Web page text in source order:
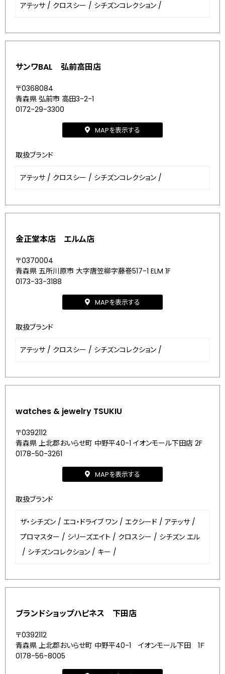
アテッサ / クロスシー / シチズンコレクション /
サンワBAL 弘前高田店
〒0368084
青森県 弘前市 高田3-2-1
0172-29-3300
MAPを表示する
取扱ブランド
アテッサ / クロスシー / シチズンコレクション /
金正堂本店 エルム店
〒0370004
青森県 五所川原市 大字唐笠柳字藤巻517-1 ELM 1F
0173-33-3188
MAPを表示する
取扱ブランド
アテッサ / クロスシー / シチズンコレクション /
watches & jewelry TSUKIU
〒0392112
青森県 上北郡おいらせ町 中野平40-1 イオンモール下田店 2F
0178-50-3261
MAPを表示する
取扱ブランド
ザ・シチズン / エコ・ドライブ ワン / エクシード / アテッサ /
プロマスター / シリーズエイト / クロスシー / シチズン エル
/ シチズンコレクション / キー /
ブランドショップハピネス 下田店
〒0392112
青森県 上北郡おいらせ町 中野平40-1 イオンモール下田 1Ｆ
0178-56-8005